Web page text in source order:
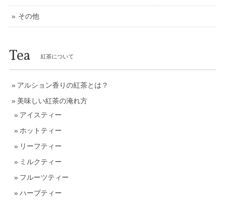
その他
Tea 紅茶について
アルション香りの紅茶とは？
美味しい紅茶の淹れ方
アイスティー
ホットティー
リーフティー
ミルクティー
フルーツティー
ハーブティー